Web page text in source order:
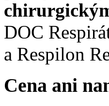
DOC
a Respilon
Cena ani